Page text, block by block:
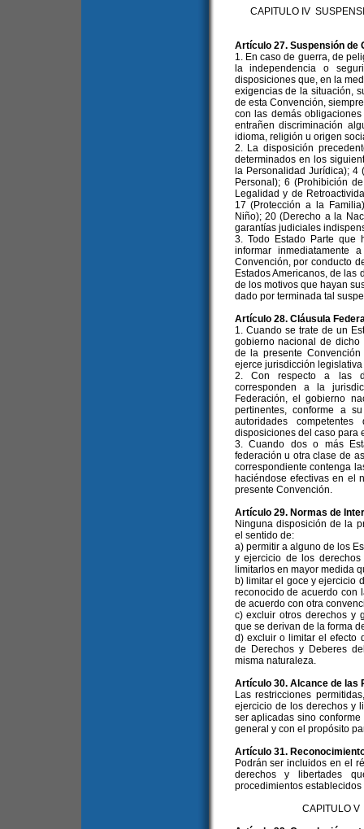
CAPITULO IV
Artículo 27. Suspensión de
1. En caso de guerra, de
la independencia o
disposiciones que, en la
exigencias de la situación,
de esta Convención,
con las demás
entrañen discriminación
idioma, religión u origen
2. La disposición
determinados en los
la Personalidad Jurídica);
Personal); 6 (Prohibición
Legalidad y de
17 (Protección a la
Niño); 20 (Derecho a la
garantías judiciales
3. Todo Estado Parte que
informar inmediatamente
Convención, por conducto
Estados Americanos, de
de los motivos que hayan
dado por terminada tal
Artículo 28. Cláusula
1. Cuando se trate de un
gobierno nacional de dicho
de la presente
ejerce jurisdicción
2. Con respecto a las
corresponden a la
Federación, el gobierno
pertinentes, conforme a
autoridades
disposiciones del caso para
3. Cuando dos o más
federación u otra clase de
correspondiente contenga
haciéndose efectivas en el
presente Convención.
Artículo 29. Normas de
Ninguna disposición de la
el sentido de:
a) permitir a alguno de los
y ejercicio de los
limitarlos en mayor medida
b) limitar el goce y ejercicio
reconocido de acuerdo con
de acuerdo con otra
c) excluir otros derechos y
que se derivan de la forma
d) excluir o limitar el efecto
de Derechos y Deberes
misma naturaleza.
Artículo 30. Alcance de las
Las restricciones
ejercicio de los derechos y
ser aplicadas sino
general y con el propósito
Artículo 31.
Podrán ser incluidos en el
derechos y libertades
procedimientos
CAPITULO V